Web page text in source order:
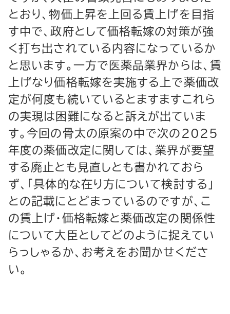
とおり、物価上昇を上回る賃上げを目指
す中で、政府として価格転嫁の対策が強
く打ち出されている内容になっているか
と思います。一方で医薬品業界からは、賃
上げなり価格転嫁を実施する上で薬価改
定が何度も続いているとますますこれら
の実現は困難になると訴えが出ていま
す。今回の骨太の原案の中で次の2025
年度の薬価改定に関しては、業界が要望
する廃止とも見直しとも書かれておら
ず、「具体的な在り方について検討する」
との記載にとどまっているのですが、こ
の賃上げ・価格転嫁と薬価改定の関係性
について大臣としてどのように捉えてい
らっしゃるか、お考えをお聞かせくださ
い。